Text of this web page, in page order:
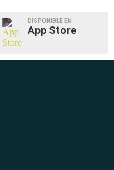
DISPONIBLE EN
App Store